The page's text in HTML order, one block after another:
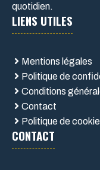
quotidien.
LIENS UTILES
Mentions légales
Politique de
Conditions
Contact
Politique de
CONTACT